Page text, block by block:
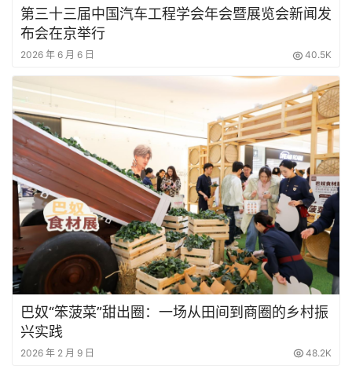
第三十三届中国汽车工程学会年会暨展览会新闻发
布会在京举行
2026 年 6 月 6 日 40.5K
巴奴“笨菠菜”甜出圈：一场从田间到商圈的乡村振
兴实践
2026 年 2 月 9 日 48.2K